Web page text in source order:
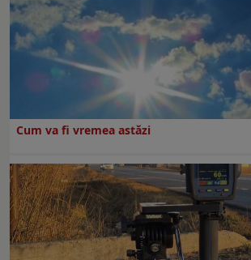
Cum va fi vremea astăzi